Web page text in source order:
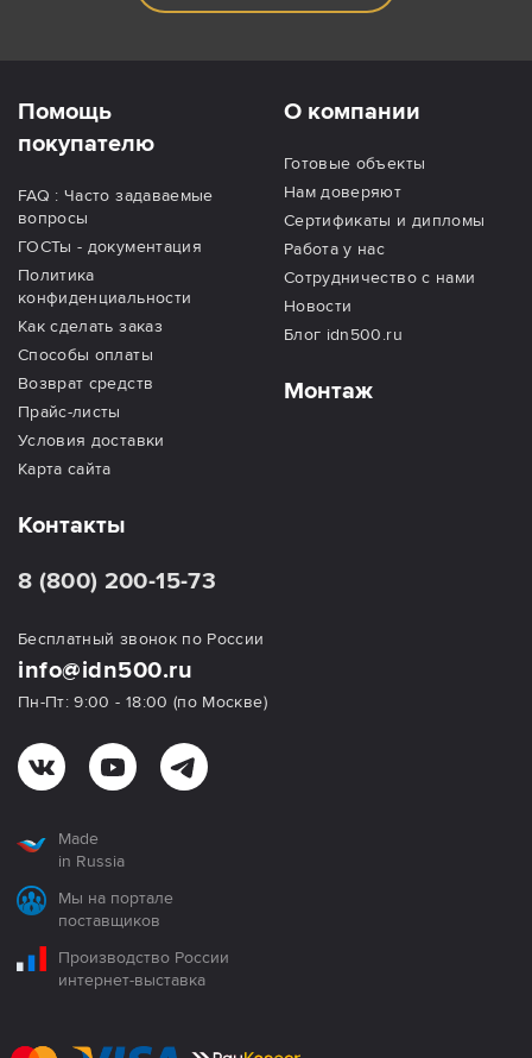
Помощь
покупателю
FAQ : Часто задаваемые
вопросы
ГОСТы - документация
Политика
конфиденциальности
Как сделать заказ
Способы оплаты
Возврат средств
Прайс-листы
Условия доставки
Карта сайта
О компании
Готовые объекты
Нам доверяют
Сертификаты и дипломы
Работа у нас
Сотрудничество с нами
Новости
Блог idn500.ru
Монтаж
Контакты
8 (800) 200-15-73
Бесплатный звонок по России
info@idn500.ru
Пн-Пт: 9:00 - 18:00 (по Москве)
Made
in Russia
Мы на портале
поставщиков
Производство России
интернет-выставка